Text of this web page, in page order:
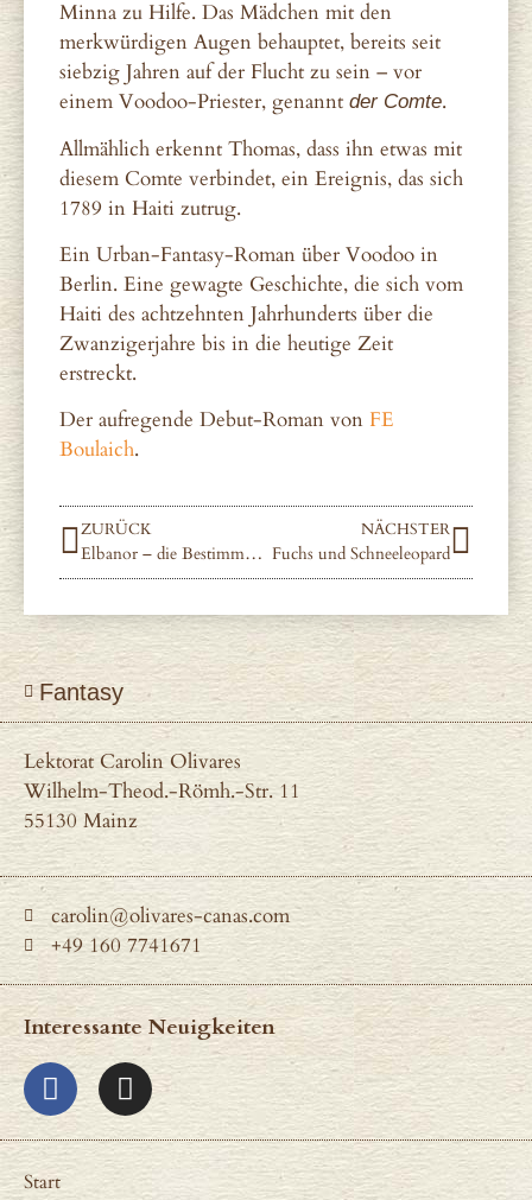
Minna zu Hilfe. Das Mädchen mit den
merkwürdigen Augen behauptet, bereits seit
siebzig Jahren auf der Flucht zu sein – vor
einem Voodoo-Priester, genannt der Comte.
Allmählich erkennt Thomas, dass ihn etwas mit
diesem Comte verbindet, ein Ereignis, das sich
1789 in Haiti zutrug.
Ein Urban‑Fantasy‑Roman über Voodoo in
Berlin. Eine gewagte Geschichte, die sich vom
Haiti des achtzehnten Jahrhunderts über die
Zwanzigerjahre bis in die heutige Zeit
erstreckt.
Der aufregende Debut-Roman von FE
Boulaich.
ZURÜCK
Elbanor – die Bestimmung
NÄCHSTER
Fuchs und Schneeleopard
Fantasy
Lektorat Carolin Olivares
Wilhelm-Theod.-Römh.-Str. 11
55130 Mainz
carolin@olivares-canas.com
+49 160 7741671
Interessante Neuigkeiten
Start